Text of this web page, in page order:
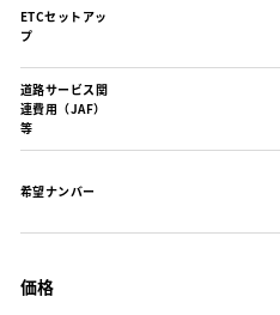
ETCセットアッ
プ
道路サービス関
連費用（JAF）
等
希望ナンバー
価格